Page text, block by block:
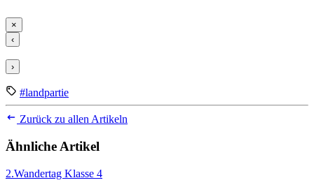
×
‹
›
#landpartie
Zurück zu allen Artikeln
Ähnliche Artikel
2.Wandertag Klasse 4